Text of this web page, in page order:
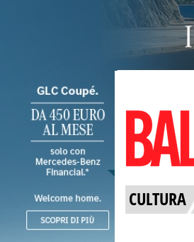
CULTURA